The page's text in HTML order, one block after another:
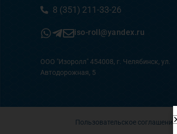
8 (351) 211-33-26
iso-roll@yandex.ru
ООО "Изоролл" 454008, г. Челябинск, ул.
Автодорожная, 5
Пользовательское соглашение